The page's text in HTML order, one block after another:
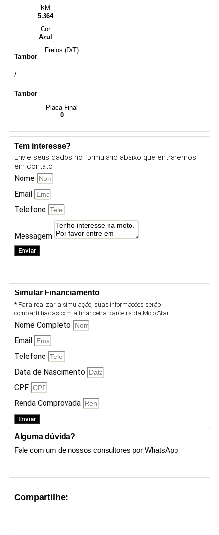
KM
5.364
Cor
Azul
Freios (D/T)
Tambor
/
Tambor
Placa Final
0
Tem interesse?
Envie seus dados no formulário abaixo que entraremos
em contato
Nome
Email
Telefone
Messagem
Enviar
Simular Financiamento
* Para realizar a simulação, suas informações serão
compartilhadas com a financeira parceira da Moto Star.
Nome Completo
Email
Telefone
Data de Nascimento
CPF
Renda Comprovada
Enviar
Alguma dúvida?
Fale com um de nossos consultores por WhatsApp
Compartilhe: